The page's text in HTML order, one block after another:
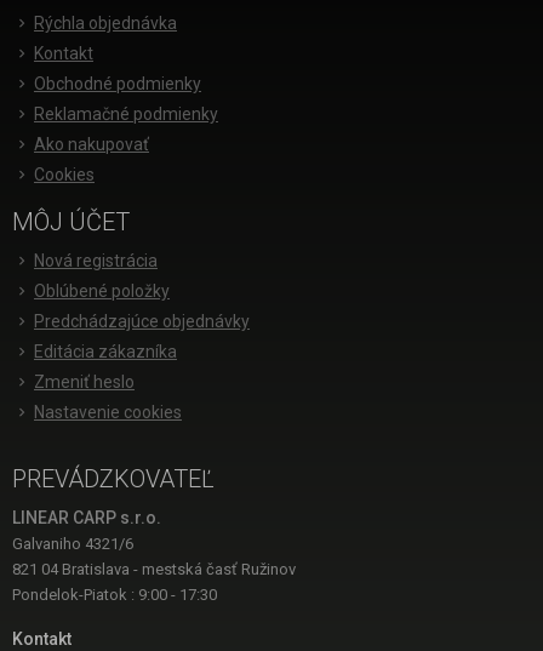
Rýchla objednávka
Kontakt
Obchodné podmienky
Reklamačné podmienky
Ako nakupovať
Cookies
MÔJ ÚČET
Nová registrácia
Oblúbené položky
Predchádzajúce objednávky
Editácia zákazníka
Zmeniť heslo
Nastavenie cookies
PREVÁDZKOVATEĽ
LINEAR CARP s.r.o.
Galvaniho 4321/6
821 04 Bratislava - mestská časť Ružinov
Pondelok-Piatok : 9:00 - 17:30
Kontakt